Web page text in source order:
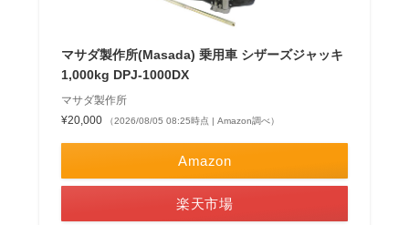
マサダ製作所(Masada) 乗用車 シザーズジャッキ
1,000kg DPJ-1000DX
マサダ製作所
¥20,000
（2026/08/05 08:25時点 | Amazon調べ）
Amazon
楽天市場